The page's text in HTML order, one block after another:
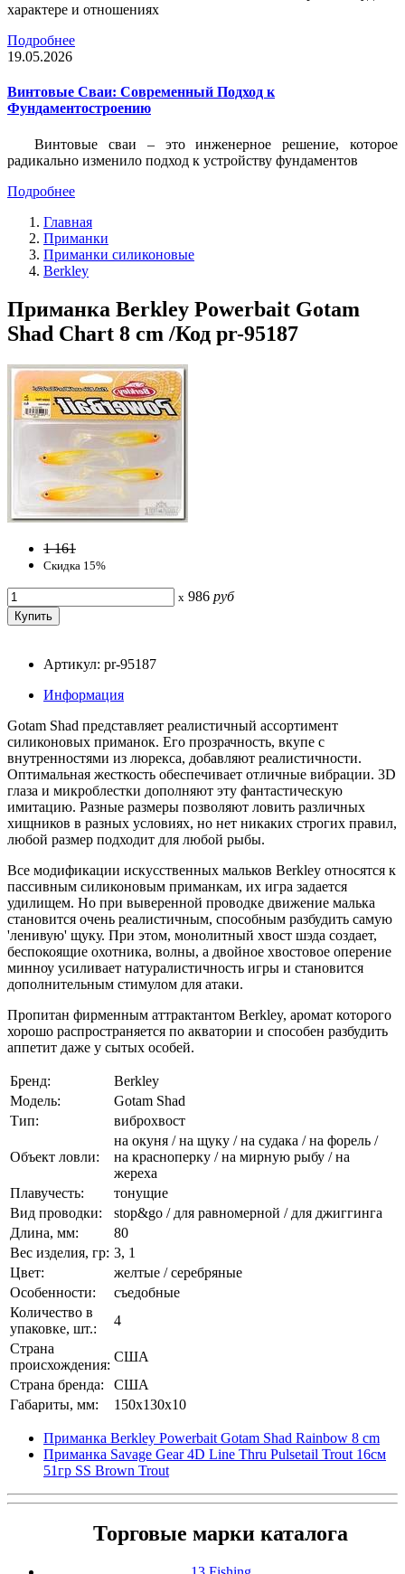
характере и отношениях
Подробнее
19.05.2026
Винтовые Сваи: Современный Подход к
Фундаментостроению
Винтовые сваи – это инженерное решение, которое
радикально изменило подход к устройству фундаментов
Подробнее
Главная
Приманки
Приманки силиконовые
Berkley
Приманка Berkley Powerbait Gotam
Shad Chart 8 cm /Код pr-95187
1 161
Скидка 15%
x 986 руб
Артикул: pr-95187
Информация
Gotam Shad представляет реалистичный ассортимент
силиконовых приманок. Его прозрачность, вкупе с
внутренностями из люрекса, добавляют реалистичности.
Оптимальная жесткость обеспечивает отличные вибрации. 3D
глаза и микроблестки дополняют эту фантастическую
имитацию. Разные размеры позволяют ловить различных
хищников в разных условиях, но нет никаких строгих правил,
любой размер подходит для любой рыбы.
Все модификации искусственных мальков Berkley относятся к
пассивным силиконовым приманкам, их игра задается
удилищем. Но при выверенной проводке движение малька
становится очень реалистичным, способным разбудить самую
'ленивую' щуку. При этом, монолитный хвост шэда создает,
беспокоящие охотника, волны, а двойное хвостовое оперение
минноу усиливает натуралистичность игры и становится
дополнительным стимулом для атаки.
Пропитан фирменным аттрактантом Berkley, аромат которого
хорошо распространяется по акватории и способен разбудить
аппетит даже у сытых особей.
Бренд:
Berkley
Модель:
Gotam Shad
Тип:
виброхвост
Объект ловли:
на окуня / на щуку / на судака / на форель /
на красноперку / на мирную рыбу / на
жереха
Плавучесть:
тонущие
Вид проводки:
stop&go / для равномерной / для джиггинга
Длина, мм:
80
Вес изделия, гр: 3, 1
Цвет:
желтые / серебряные
Особенности:
съедобные
Количество в
упаковке, шт.:
4
Страна
происхождения:
США
Страна бренда:
США
Габариты, мм:
150x130x10
Приманка Berkley Powerbait Gotam Shad Rainbow 8 cm
Приманка Savage Gear 4D Line Thru Pulsetail Trout 16см
51гр SS Brown Trout
Торговые марки каталога